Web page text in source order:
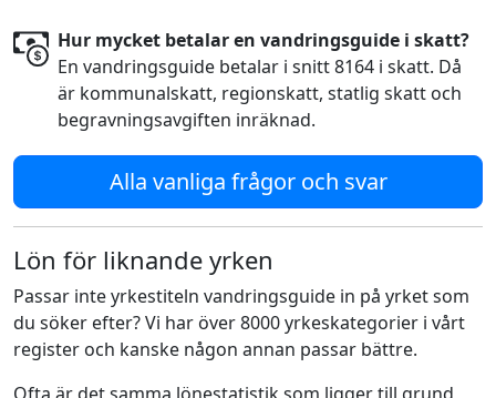
Hur mycket betalar en vandringsguide i skatt?
En vandringsguide betalar i snitt 8164 i skatt. Då
är kommunalskatt, regionskatt, statlig skatt och
begravningsavgiften inräknad.
Alla vanliga frågor och svar
Lön för liknande yrken
Passar inte yrkestiteln vandringsguide in på yrket som
du söker efter? Vi har över 8000 yrkeskategorier i vårt
register och kanske någon annan passar bättre.